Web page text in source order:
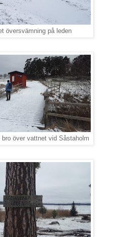
översvämning på leden
bro över vattnet vid Såstaholm